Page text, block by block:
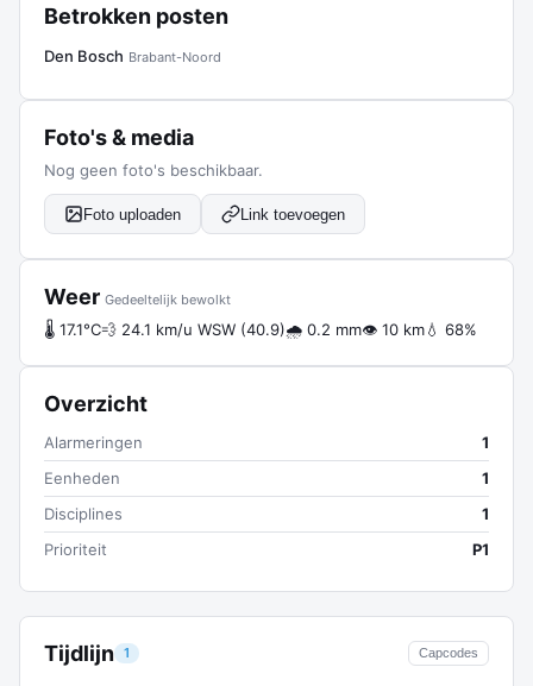
Tijdlijn 1 Capcodes
Betrokken posten
Den Bosch Brabant-Noord
Foto's & media
Nog geen foto's beschikbaar.
Foto uploaden Link toevoegen
Weer Gedeeltelijk bewolkt
🌡 17.1°C💨 24.1 km/u WSW (40.9)🌧 0.2 mm👁 10 km💧 68%
Overzicht
Alarmeringen
1
Eenheden
1
Disciplines
1
Prioriteit
P1